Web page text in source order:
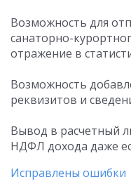
Возможность для
санаторно-
отражение в
Возможность
реквизитов и
Вывод в расчетный
НДФЛ дохода даже
Исправлены ошибки